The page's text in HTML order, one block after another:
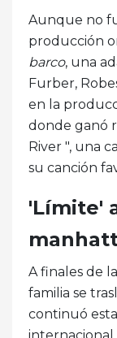
Aunque no
producción
barco, una
Furber,
en la
donde ganó
River ", una
su canción
'Límite'
A finales de
familia se
continuó